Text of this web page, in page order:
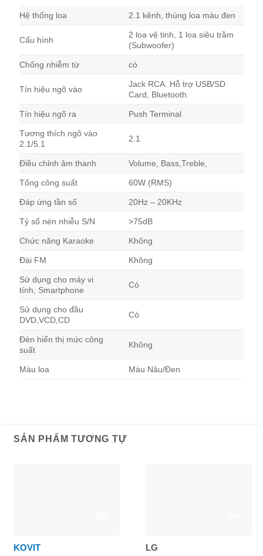
Hệ thống loa 2.1 kênh, thùng loa màu đen
Cấu hình
2 loa vệ tinh, 1 loa siêu trầm
(Subwoofer)
Chống nhiễm từ có
Tín hiệu ngõ vào
Jack RCA. Hỗ trợ USB/SD
Card, Bluetooth.
Tín hiệu ngõ ra Push Terminal
Tương thích ngõ vào
2.1/5.1
2.1
Điều chỉnh âm thanh Volume, Bass,Treble,
Tổng công suất 60W (RMS)
Đáp ứng tần số 20Hz – 20KHz
Tỷ số nén nhiễu S/N >75dB
Chức năng Karaoke Không
Đài FM Không
Sử dụng cho máy vi
tính, Smartphone
Có
Sử dụng cho đầu
DVD,VCD,CD
Có
Đèn hiển thị mức công
suất
Không
Màu loa Màu Nâu/Đen
SẢN PHẨM TƯƠNG TỰ
KOVIT LG